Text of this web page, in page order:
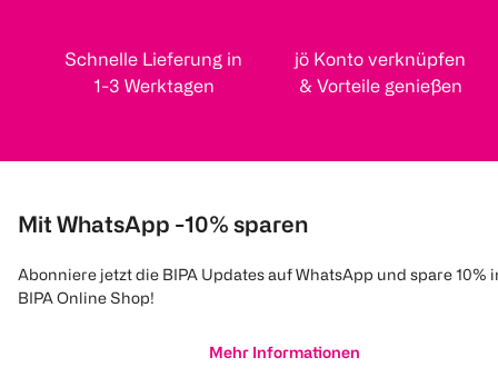
Schnelle Lieferung in
1-3 Werktagen
jö Konto verknüpfen
& Vorteile genießen
Mit WhatsApp -10% sparen
Abonniere jetzt die BIPA Updates auf WhatsApp und spare 10%
BIPA Online Shop!
Mehr Informationen